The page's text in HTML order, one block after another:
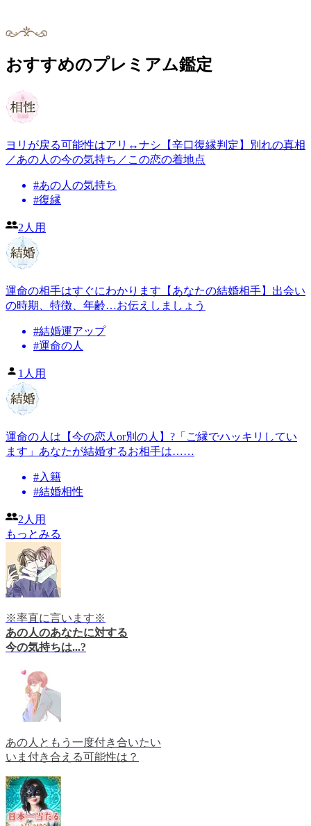
おすすめのプレミアム鑑定
ヨリが戻る可能性はアリ↔︎ナシ【辛口復縁判定】別れの真相
／あの人の今の気持ち／この恋の着地点
#あの人の気持ち
#復縁
2人用
運命の相手はすぐにわかります【あなたの結婚相手】出会い
の時期、特徴、年齢…お伝えしましょう
#結婚運アップ
#運命の人
1人用
運命の人は【今の恋人or別の人】?「ご縁でハッキリしてい
ます」あなたが結婚するお相手は……
#入籍
#結婚相性
2人用
もっとみる
※率直に言います※
あの人のあなたに対する
今の気持ちは...?
あの人ともう一度付き合いたい
いま付き合える可能性は？